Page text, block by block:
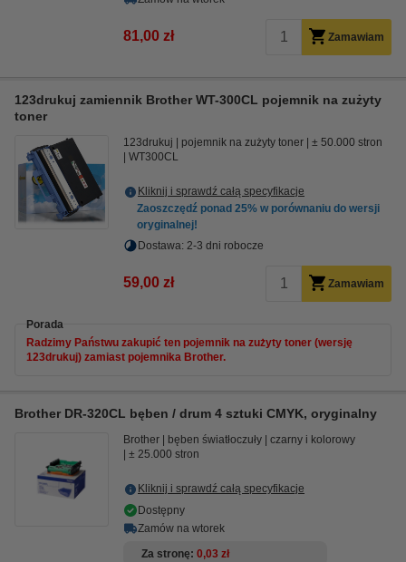
81,00 zł Zamawiam
123drukuj zamiennik Brother WT-300CL pojemnik na zużyty
toner
123drukuj pojemnik na zużyty toner
± 50.000 stron
WT300CL
Kliknij i sprawdź całą specyfikacje
Zaoszczędź ponad 25% w porównaniu do wersji
oryginalnej!
Dostawa: 2-3 dni robocze
59,00 zł Zamawiam
Porada
Radzimy Państwu zakupić ten pojemnik na zużyty toner (wersję
123drukuj) zamiast pojemnika Brother.
Brother DR-320CL bęben / drum 4 sztuki CMYK, oryginalny
Brother bęben światłoczuły
czarny i kolorowy
± 25.000 stron
Kliknij i sprawdź całą specyfikacje
Dostępny
Zamów na wtorek
Za stronę 0,03 zł